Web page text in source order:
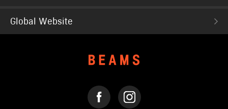
Global Website